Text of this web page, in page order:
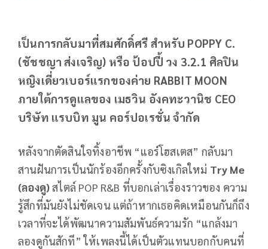
เป็นการกลับมาที่สมศักดิ์ศรี สำหรับ POPPY C.
(ชัชชญา ส่งเจริญ) หรือ ป้อปปี้ วง 3.2.1 ศิลปิน
หญิงเดี่ยวเบอร์แรกของค่าย RABBIT MOON
ภายใต้การดูแลของ เมธวิน อังคทะวานิช CEO
บริษัท แรบบิท มูน คอร์ปอเรชั่น จำกัด
หลังจากตัดสินใจทิ้งอาชีพ “แอร์โฮสเตส” กลับมา
สานฝันการเป็นนักร้องอีกครั้งกับซิงเกิลใหม่ Try Me
(ลองดู)สไตล์ POP R&B ที่บอกเล่าเรื่องราวของ ความ
รู้สึกที่มันยังไม่ชัดเจน แต่ถ้าหากเธอคิดเหมือนกันก็ถึง
เวลาที่จะได้พัฒนาความสัมพันธ์ความรัก “แกล้งมา
ลองดูกันสักที” ให้เพลงนี้ได้เป็นตัวแทนบอกกับคนที่